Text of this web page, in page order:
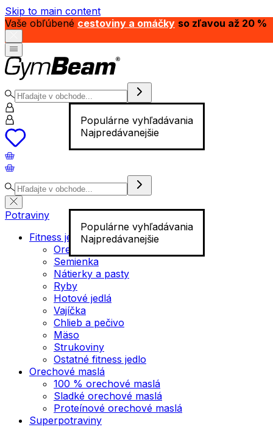
Skip to main content
Vaše obľúbené cestoviny a omáčky so zľavou až 20 %
Populárne vyhľadávania
Najpredávanejšie
Populárne vyhľadávania
Najpredávanejšie
Potraviny
Fitness jedlo
Orechy
Semienka
Nátierky a pasty
Ryby
Hotové jedlá
Vajíčka
Chlieb a pečivo
Mäso
Strukoviny
Ostatné fitness jedlo
Orechové maslá
100 % orechové maslá
Sladké orechové maslá
Proteínové orechové maslá
Superpotraviny